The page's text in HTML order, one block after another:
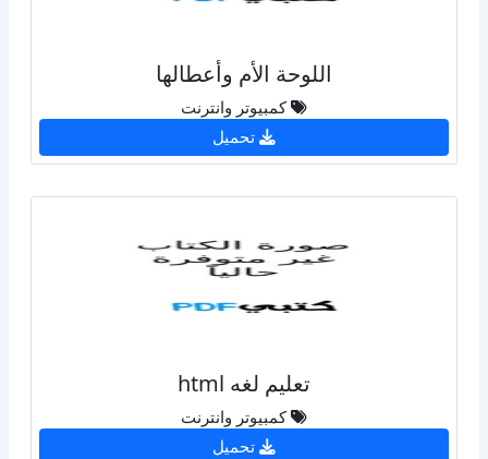
اللوحة الأم وأعطالها
كمبيوتر وانترنت
تحميل
تعليم لغه html
كمبيوتر وانترنت
تحميل